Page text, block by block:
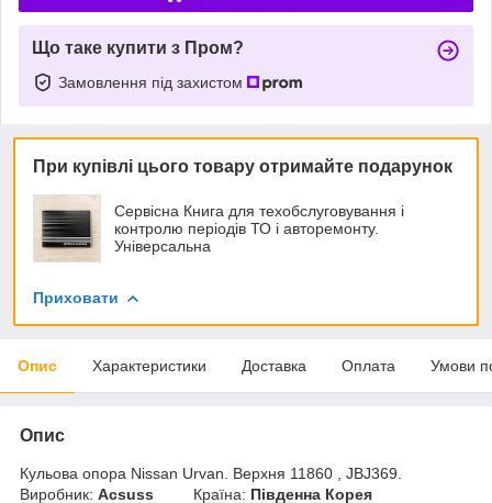
Що таке купити з Пром?
Замовлення під захистом
При купівлі цього товару отримайте подарунок
Сервісна Книга для техобслуговування і
контролю періодів ТО і авторемонту.
Універсальна
Приховати
Опис Характеристики Доставка Оплата Умови
Опис
Кульова опора Nissan Urvan. Верхня 11860 , JBJ369.
Виробник: Acsuss Країна: Південна Корея